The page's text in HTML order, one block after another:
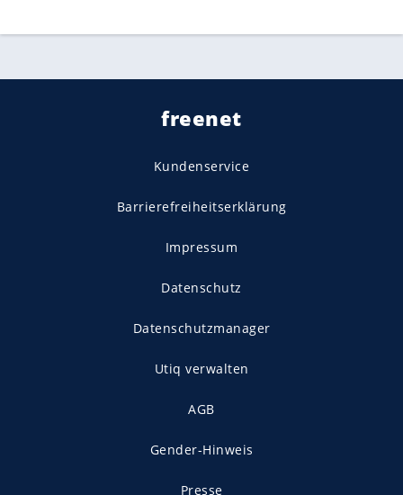
freenet
Kundenservice
Barrierefreiheitserklärung
Impressum
Datenschutz
Datenschutzmanager
Utiq verwalten
AGB
Gender-Hinweis
Presse